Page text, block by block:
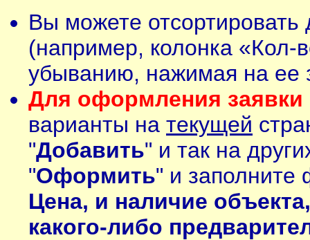
Вы можете
(например, колонка «Кол-
убыванию, нажимая на ее
Для оформления заявки
варианты на текущей
"Добавить" и так на
"Оформить" и заполните
Цена, и наличие
какого-либо